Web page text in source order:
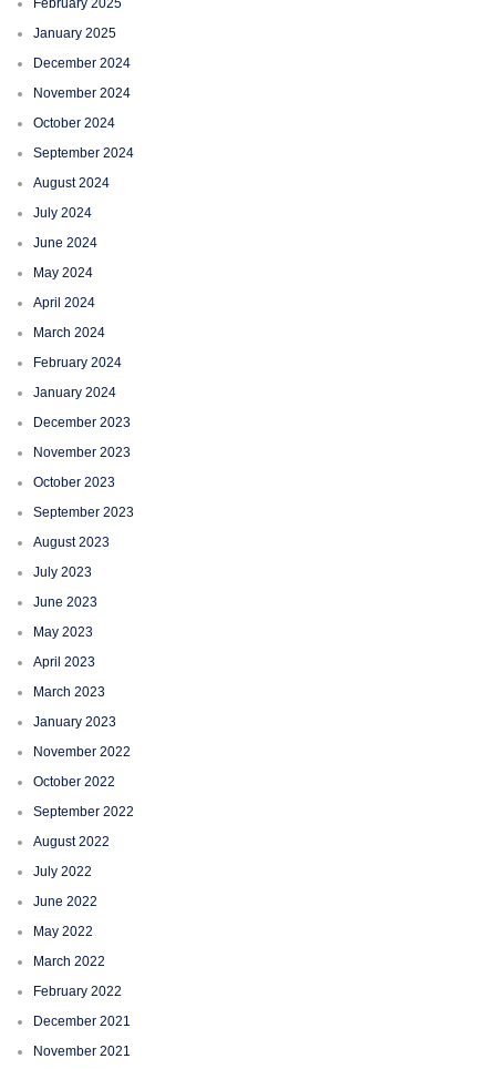
February 2025
January 2025
December 2024
November 2024
October 2024
September 2024
August 2024
July 2024
June 2024
May 2024
April 2024
March 2024
February 2024
January 2024
December 2023
November 2023
October 2023
September 2023
August 2023
July 2023
June 2023
May 2023
April 2023
March 2023
January 2023
November 2022
October 2022
September 2022
August 2022
July 2022
June 2022
May 2022
March 2022
February 2022
December 2021
November 2021